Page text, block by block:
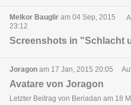
Melkor Bauglir am 04 Sep, 2015
23:12
Screenshots in "Schlacht
Joragon am 17 Jan, 2015 20:05
Avatare von Joragon
Letzter Beitrag von Beriadan am 18